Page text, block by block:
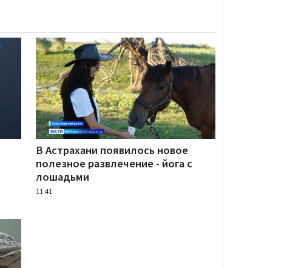
В Астрахани появилось новое
полезное развлечение - йога с
лошадьми
11:41